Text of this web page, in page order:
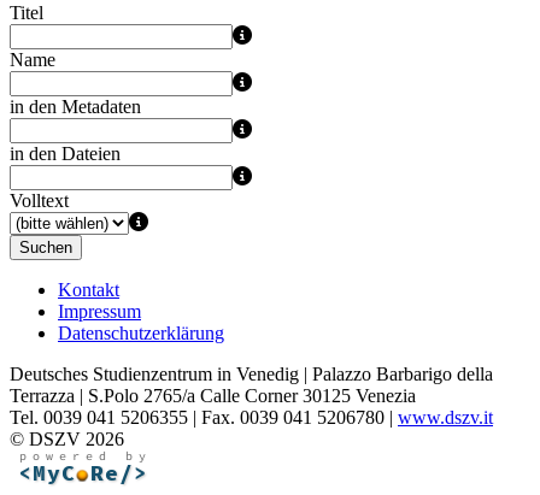
Titel
Name
in den Metadaten
in den Dateien
Volltext
Suchen
Kontakt
Impressum
Datenschutzerklärung
Deutsches Studienzentrum in Venedig | Palazzo Barbarigo della
Terrazza | S.Polo 2765/a Calle Corner 30125 Venezia
Tel. 0039 041 5206355 | Fax. 0039 041 5206780 | www.dszv.it
© DSZV 2026